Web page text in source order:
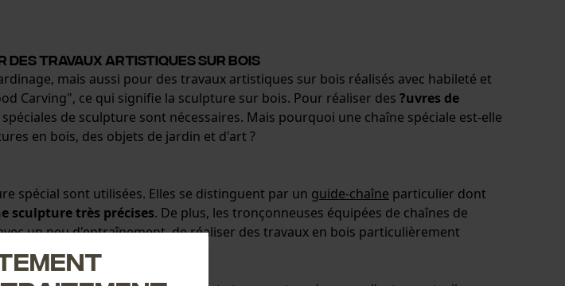
des travaux artistiques sur bois
mais aussi pour des travaux artistiques sur bois réalisés avec habileté et
Carving", ce qui signifie la sculpture sur bois. Pour réaliser des ?uvres de
de sculpture sont nécessaires. Mais pourquoi une chaîne spéciale est-elle
en bois, des objets de jardin et d'art ?
spécial sont utilisées. Elles se distinguent par un guide-chaîne particulier dont
sculpture très précises. De plus, les tronçonneuses équipées de chaînes de
un peu d'entraînement, de réaliser des travaux en bois particulièrement